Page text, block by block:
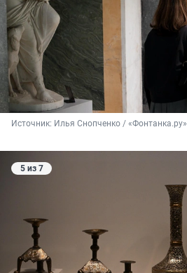
Источник: Илья Снопченко / «Фонтанка.ру»
5 из 7